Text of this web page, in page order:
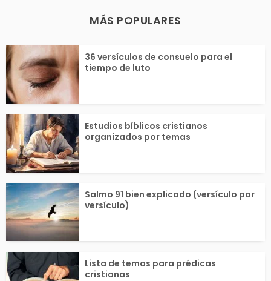
Estos textos bíblico
entre los más conoc
y...
nas oraciones
o de los
MÁS POPULARES
36 versículos de consuelo para el
tiempo de luto
Estudios bíblicos cristianos
organizados por temas
Salmo 91 bien explicado (versículo por
versículo)
Lista de temas para prédicas
cristianas